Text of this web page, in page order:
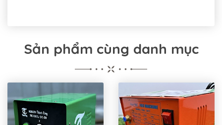
Sản phẩm cùng danh mục